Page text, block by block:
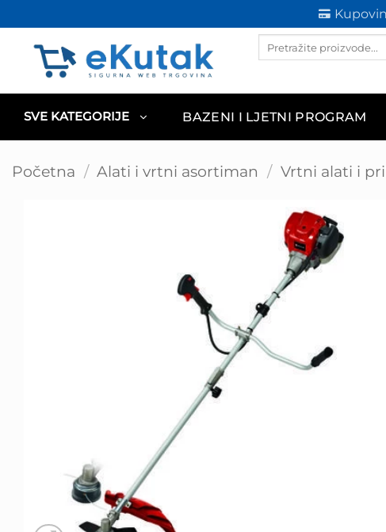
to
content
Products
SVE KATEGORIJE BAZENI I LJETNI PROGRAM
Početna / Alati i vrtni asortiman / Vrtni alati i